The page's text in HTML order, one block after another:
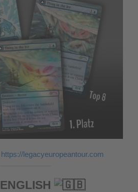
https://legacyeuropeantour.com
ENGLISH